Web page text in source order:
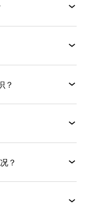
？
？